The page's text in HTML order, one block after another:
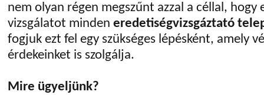
nem olyan régen megszűnt azzal a céllal, hogy
vizsgálatot minden eredetiségvizsgáztató
fogjuk ezt fel egy szükséges lépésként, amely
érdekeinket is szolgálja.
Mire ügyeljünk?